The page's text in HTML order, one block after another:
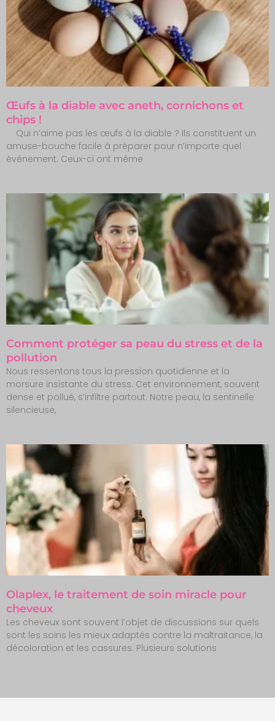
Œufs à la diable avec aneth, cornichons et
chips !
Qui n’aime pas les œufs à la diable ? Ils constituent un
amuse-bouche facile à préparer pour n’importe quel
événement. Ceux-ci ont même
Comment protéger sa peau du stress et de la
pollution
Nous ressentons tous la pression quotidienne et la
morsure insistante du stress. Cet environnement, souvent
dense et pollué, s’infiltre partout. Notre peau, la sentinelle
silencieuse,
Olaplex, le traitement de soin miracle pour
cheveux
Les cheveux sont souvent l’objet de discussions sur quels
sont les soins les mieux adaptés contre la maltraitance, la
décoloration et les cassures. Plusieurs solutions